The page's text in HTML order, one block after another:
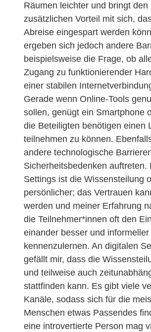
Räumen leichter und bringt den
zusätzlichen Vorteil mit sich,
Abreise eingespart werden
ergeben sich jedoch andere
beispielsweise die Frage, ob
Zugang zu funktionierender
einer stabilen
Gerade wenn Online-Tools
sollen, genügt ein Smartphone
die Beteiligten benötigen einen
teilnehmen zu können.
andere technologische
Sicherheitsbedenken auftreten.
Settings ist die Wissensteilung
persönlicher; das Vertrauen
werden und meiner Erfahrung
die Teilnehmer*innen oft den
einander besser und informeller
kennenzulernen. An digitalen
gefällt mir, dass die
und teilweise auch
stattfinden kann. Es gibt viele
Kanäle, sodass sich für die
Menschen etwas Passendes
eine introvertierte Person mag